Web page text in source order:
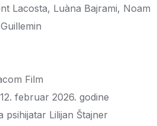
Lacosta, Luàna Bajrami, Noam
Film
februar 2026. godine
psihijatar Lilijan Štajner